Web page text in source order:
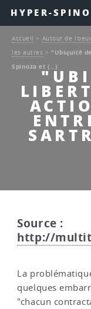
HYPER-
Accueil > Autour de
les autres > "Ubiquité
Spinoza et (…)
Source :
http://
La
quelques
"chacun